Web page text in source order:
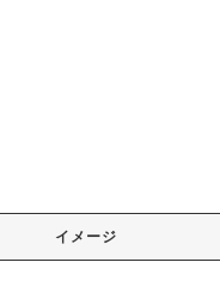
イメージ